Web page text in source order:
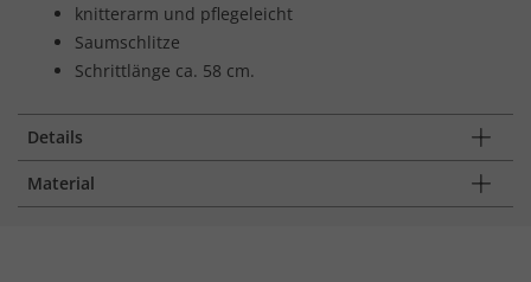
knitterarm und pflegeleicht
Saumschlitze
Schrittlänge ca. 58 cm.
Details
Material